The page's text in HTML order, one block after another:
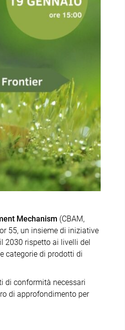
Mechanism (CBAM,
55, un insieme di iniziative
2030 rispetto ai livelli del
categorie di prodotti di
di conformità necessari
di approfondimento per